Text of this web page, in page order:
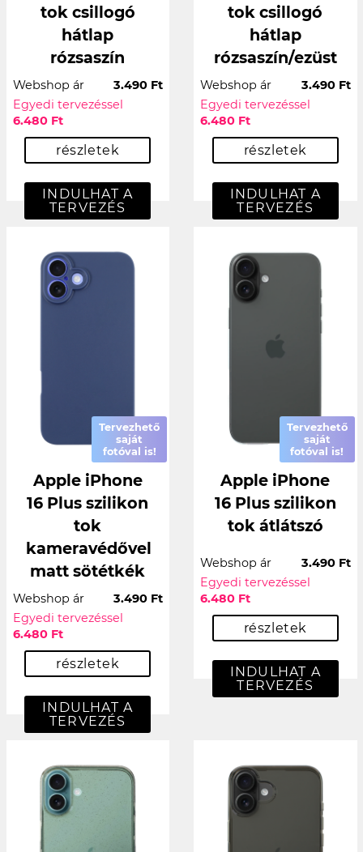
tok csillogó
hátlap
rózsaszín
Webshop ár
3.490 Ft
Egyedi tervezéssel
6.480 Ft
részletek
INDULHAT A
TERVEZÉS
tok csillogó
hátlap
rózsaszín/ezüst
Webshop ár
3.490 Ft
Egyedi tervezéssel
6.480 Ft
részletek
INDULHAT A
TERVEZÉS
Tervezhető
saját
fotóval is!
Apple iPhone
16 Plus szilikon
tok
kameravédővel
matt sötétkék
Webshop ár
3.490 Ft
Egyedi tervezéssel
6.480 Ft
részletek
INDULHAT A
TERVEZÉS
Tervezhető
saját
fotóval is!
Apple iPhone
16 Plus szilikon
tok átlátszó
Webshop ár
3.490 Ft
Egyedi tervezéssel
6.480 Ft
részletek
INDULHAT A
TERVEZÉS